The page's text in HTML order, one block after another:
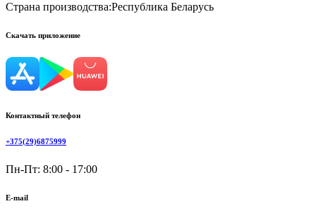
Страна производства:Республика Беларусь
Скачать приложение
Контактный телефон
+375(29)6875999
Пн-Пт: 8:00 - 17:00
E-mail